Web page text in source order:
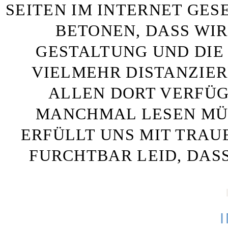
SEITEN IM INTERNET
BETONEN, DASS
GESTALTUNG UND
VIELMEHR
ALLEN DORT
MANCHMAL LESEN
ERFÜLLT UNS MIT
FURCHTBAR LEID,